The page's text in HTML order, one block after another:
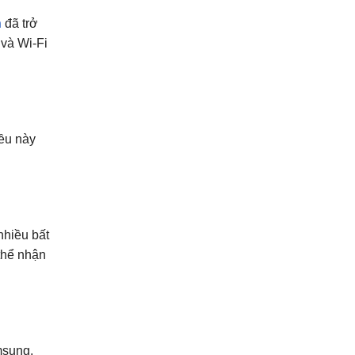
đã trở
Wi-Fi
này
bất
nhận